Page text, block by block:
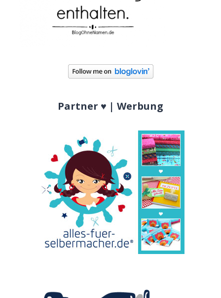
Partner ♥ | Werbung